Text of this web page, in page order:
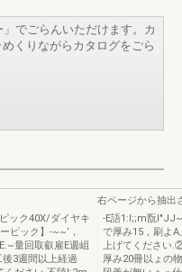
でごらんいただけます。カ
くりながらカタログをごら
ック40X/ダイヤキ
ピック】-~~‘，
量回取叡雇E週岨
3週間以上経過
右ページから抽出
-E語1:I;;m翫
で厚み15，刷よ
上げてください
厚み20冊以ょの